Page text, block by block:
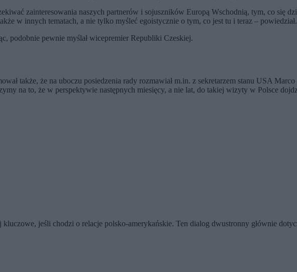
zainteresowania naszych partnerów i sojuszników Europą Wschodnią, tym, co się
w innych tematach, a nie tylko myśleć egoistycznie o tym, co jest tu i teraz – powiedział.
podobnie pewnie myślał wicepremier Republiki Czeskiej.
także, że na uboczu posiedzenia rady rozmawiał m.in. z sekretarzem stanu USA
na to, że w perspektywie następnych miesięcy, a nie lat, do takiej wizyty w Polsce
jeśli chodzi o relacje polsko-amerykańskie. Ten dialog dwustronny głównie